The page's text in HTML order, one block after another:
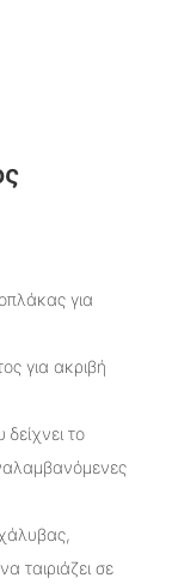
για
για ακριβή
το
ταιριάζει σε